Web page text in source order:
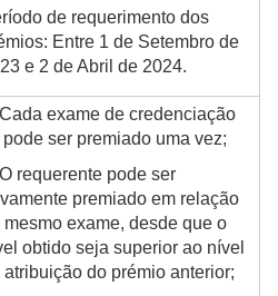
de requerimento dos
Entre 1 de Setembro de
e 2 de Abril de 2024.
exame de credenciação
pode ser premiado uma vez;
requerente pode ser
premiado em relação
mesmo exame, desde que o
obtido seja superior ao nível
atribuição do prémio anterior;